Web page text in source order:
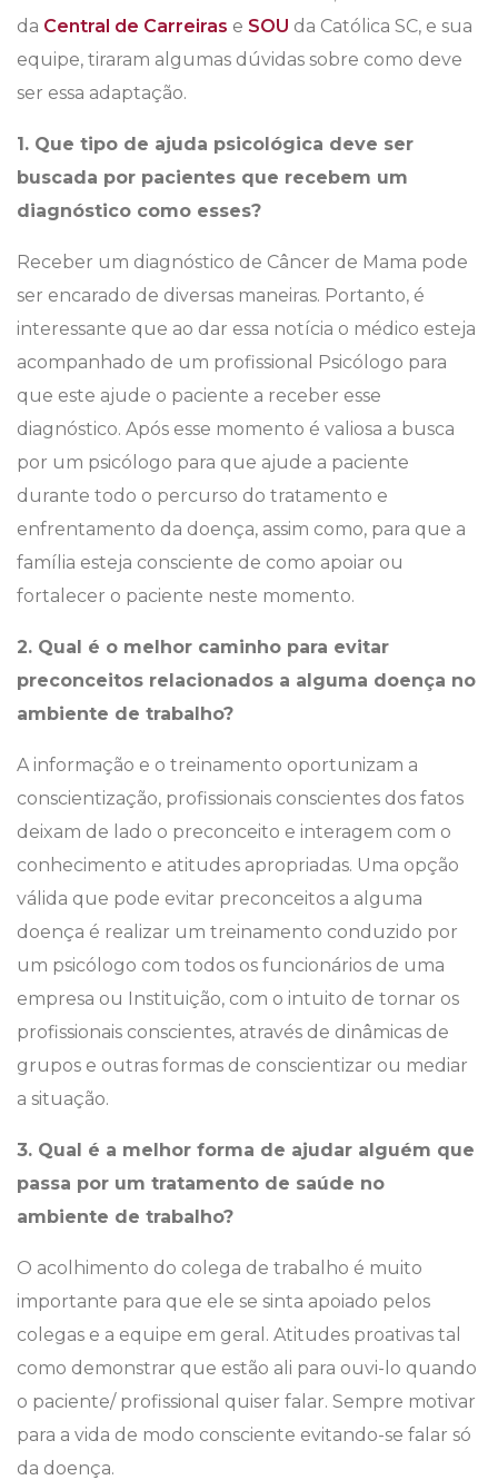
da Central de Carreiras e SOU da Católica SC, e sua
equipe, tiraram algumas dúvidas sobre como deve
ser essa adaptação.
1. Que tipo de ajuda psicológica deve ser
buscada por pacientes que recebem um
diagnóstico como esses?
Receber um diagnóstico de Câncer de Mama pode
ser encarado de diversas maneiras. Portanto, é
interessante que ao dar essa notícia o médico esteja
acompanhado de um profissional Psicólogo para
que este ajude o paciente a receber esse
diagnóstico. Após esse momento é valiosa a busca
por um psicólogo para que ajude a paciente
durante todo o percurso do tratamento e
enfrentamento da doença, assim como, para que a
família esteja consciente de como apoiar ou
fortalecer o paciente neste momento.
2. Qual é o melhor caminho para evitar
preconceitos relacionados a alguma doença no
ambiente de trabalho?
A informação e o treinamento oportunizam a
conscientização, profissionais conscientes dos fatos
deixam de lado o preconceito e interagem com o
conhecimento e atitudes apropriadas. Uma opção
válida que pode evitar preconceitos a alguma
doença é realizar um treinamento conduzido por
um psicólogo com todos os funcionários de uma
empresa ou Instituição, com o intuito de tornar os
profissionais conscientes, através de dinâmicas de
grupos e outras formas de conscientizar ou mediar
a situação.
3. Qual é a melhor forma de ajudar alguém que
passa por um tratamento de saúde no
ambiente de trabalho?
O acolhimento do colega de trabalho é muito
importante para que ele se sinta apoiado pelos
colegas e a equipe em geral. Atitudes proativas tal
como demonstrar que estão ali para ouvi-lo quando
o paciente/ profissional quiser falar. Sempre motivar
para a vida de modo consciente evitando-se falar só
da doença.